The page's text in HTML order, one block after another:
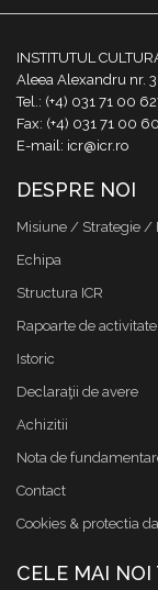
INSTITUTUL
Aleea Alexandru nr.
Tel.: (+4) 031 71 00
Fax: (+4) 031 71 00
E-mail: icr@icr.ro
DESPRE NOI
Misiune / Strategie /
Echipa
Structura ICR
Rapoarte de activitate
Istoric
Declaraţii de avere
Achizitii
Nota de
Contact
Cookies & protectia
CELE MAI NOI